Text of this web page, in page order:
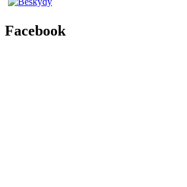
Facebook